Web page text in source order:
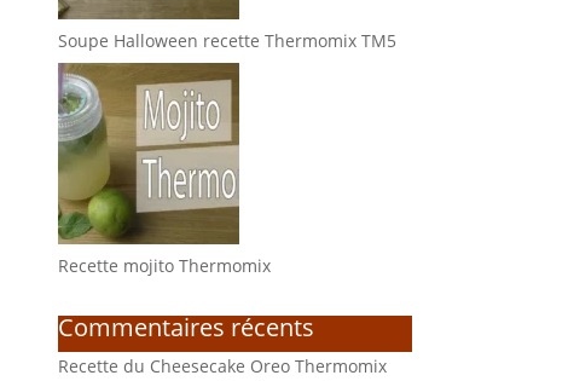
Soupe Halloween recette Thermomix TM5
Recette mojito Thermomix
Commentaires récents
Recette du Cheesecake Oreo Thermomix